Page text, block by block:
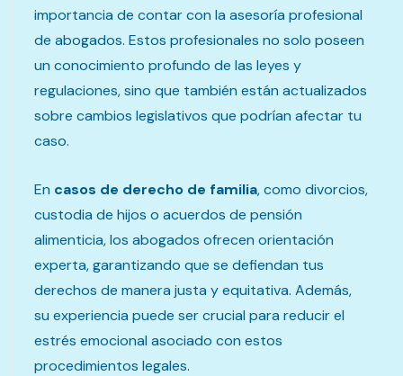
importancia de contar con la asesoría profesional
de abogados. Estos profesionales no solo poseen
un conocimiento profundo de las leyes y
regulaciones, sino que también están actualizados
sobre cambios legislativos que podrían afectar tu
caso.
En casos de derecho de familia, como divorcios,
custodia de hijos o acuerdos de pensión
alimenticia, los abogados ofrecen orientación
experta, garantizando que se defiendan tus
derechos de manera justa y equitativa. Además,
su experiencia puede ser crucial para reducir el
estrés emocional asociado con estos
procedimientos legales.